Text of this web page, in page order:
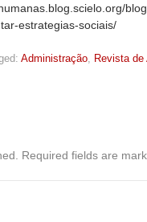
estrategias-sociais/
Administração Revista
Required fields are